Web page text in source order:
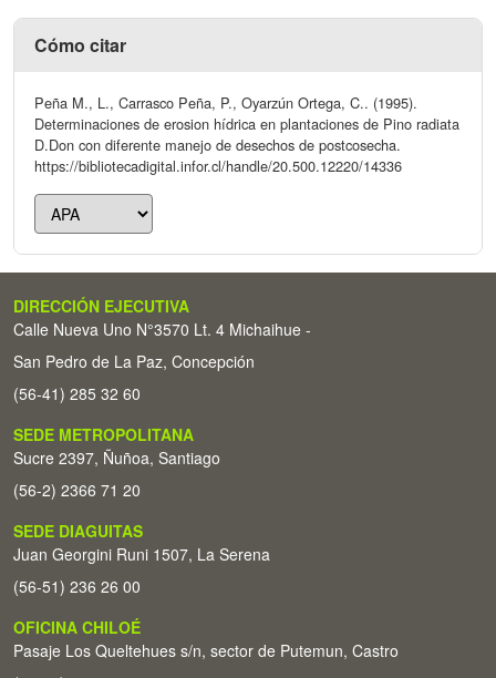
Cómo citar
Peña M., L., Carrasco Peña, P., Oyarzún Ortega, C.. (1995).
Determinaciones de erosion hídrica en plantaciones de Pino radiata
D.Don con diferente manejo de desechos de postcosecha.
https://bibliotecadigital.infor.cl/handle/20.500.12220/14336
DIRECCIÓN EJECUTIVA
Calle Nueva Uno N°3570 Lt. 4 Michaihue -
San Pedro de La Paz, Concepción
(56-41) 285 32 60
SEDE METROPOLITANA
Sucre 2397, Ñuñoa, Santiago
(56-2) 2366 71 20
SEDE DIAGUITAS
Juan Georgini Runi 1507, La Serena
(56-51) 236 26 00
OFICINA CHILOÉ
Pasaje Los Queltehues s/n, sector de Putemun, Castro